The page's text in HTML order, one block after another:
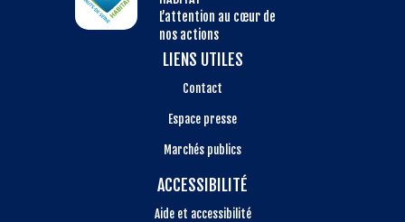
L’attention au cœur de
nos actions
LIENS UTILES
Contact
Espace presse
Marchés publics
ACCESSIBILITÉ
Aide et accessibilité